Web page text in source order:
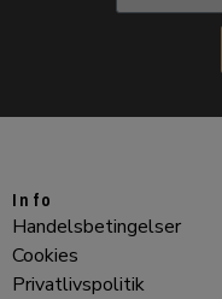
Info
Handelsbetingelser
Cookies
Privatlivspolitik